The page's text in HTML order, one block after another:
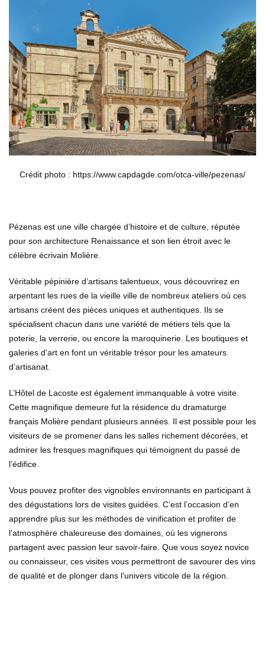
Crédit photo : https://www.capdagde.com/otca-ville/pezenas/
Pézenas est une ville chargée d’histoire et de culture, réputée
pour son architecture Renaissance et son lien étroit avec le
célèbre écrivain Molière.
Véritable pépinière d’artisans talentueux, vous découvrirez en
arpentant les rues de la vieille ville de nombreux ateliers où ces
artisans créent des pièces uniques et authentiques. Ils se
spécialisent chacun dans une variété de métiers tels que la
poterie, la verrerie, ou encore la maroquinerie. Les boutiques et
galeries d’art en font un véritable trésor pour les amateurs
d’artisanat.
L’Hôtel de Lacoste est également immanquable à votre visite.
Cette magnifique demeure fut la résidence du dramaturge
français Molière pendant plusieurs années. Il est possible pour les
visiteurs de se promener dans les salles richement décorées, et
admirer les fresques magnifiques qui témoignent du passé de
l’édifice.
Vous pouvez profiter des vignobles environnants en participant à
des dégustations lors de visites guidées. C’est l’occasion d’en
apprendre plus sur les méthodes de vinification et profiter de
l’atmosphère chaleureuse des domaines, où les vignerons
partagent avec passion leur savoir-faire. Que vous soyez novice
ou connaisseur, ces visites vous permettront de savourer des vins
de qualité et de plonger dans l’univers viticole de la région.